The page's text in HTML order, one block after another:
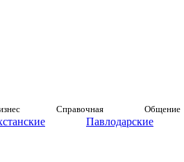
Справочная Общение
Павлодарские